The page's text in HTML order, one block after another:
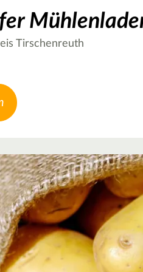
Tirschenreuth